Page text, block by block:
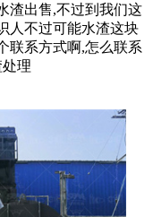
渣出售,不过到我们这
人不过可能水渣这块
联系方式啊,怎么联系
理